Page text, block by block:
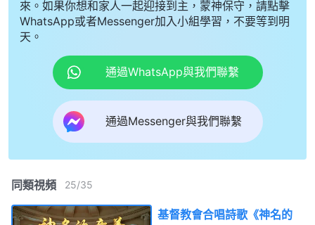
來。如果你想和家人一起迎接到主，蒙神保守，請點擊
WhatsApp或者Messenger加入小組學習，不要等到明
天。
通過WhatsApp與我們聯繫
通過Messenger與我們聯繫
同類視頻 25/35
基督教會合唱詩歌《神名的